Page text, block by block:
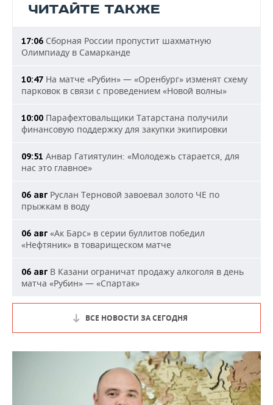
ЧИТАЙТЕ ТАКЖЕ
17:06 Сборная России пропустит шахматную
Олимпиаду в Самарканде
10:47 На матче «Рубин» — «Оренбург» изменят схему
парковок в связи с проведением «Новой волны»
10:00 Парафехтовальщики Татарстана получили
финансовую поддержку для закупки экипировки
09:51 Анвар Гатиятулин: «Молодежь старается, для
нас это главное»
06 авг Руслан Терновой завоевал золото ЧЕ по
прыжкам в воду
06 авг «Ак Барс» в серии буллитов победил
«Нефтяник» в товарищеском матче
06 авг В Казани ограничат продажу алкоголя в день
матча «Рубин» — «Спартак»
ВСЕ НОВОСТИ ЗА СЕГОДНЯ